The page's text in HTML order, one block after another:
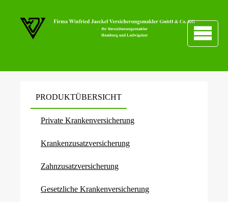
PRODUKTÜBERSICHT
Private Kranken­ver­si­che­rung
Kranken­zusatz­ver­si­che­rung
Zahn­zu­satz­ver­si­che­rung
Gesetzliche Kranken­ver­si­che­rung